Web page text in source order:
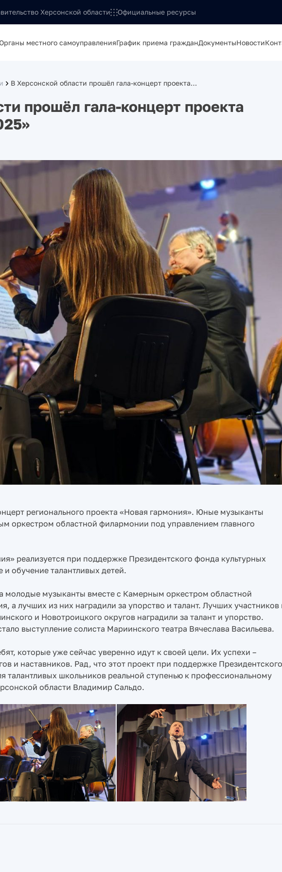
Херсонской области Официальные ресурсы
местного самоуправленияГрафик приема гражданДокументыНовости
В Херсонской области прошёл гала-концерт проекта…
прошёл гала-концерт проекта
регионального проекта «Новая гармония». Юные музыканты
оркестром областной филармонии под управлением главного
реализуется при поддержке Президентского фонда культурных
обучение талантливых детей.
молодые музыканты вместе с Камерным оркестром областной
а лучших из них наградили за упорство и талант. Лучших участников
и Новотроицкого округов наградили за талант и упорство.
выступление солиста Мариинского театра Вячеслава Васильева.
которые уже сейчас уверенно идут к своей цели. Их успехи –
и наставников. Рад, что этот проект при поддержке Президентского
талантливых школьников реальной ступенью к профессиональному
области Владимир Сальдо.